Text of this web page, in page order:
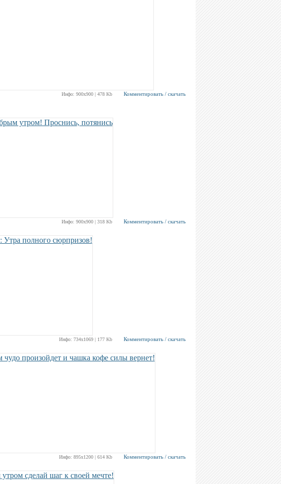
Инфо: 900х900 | 478 Kb Комментировать / скачать
Инфо: 900х900 | 318 Kb Комментировать / скачать
Инфо: 734х1069 | 177 Kb Комментировать / скачать
Инфо: 895х1200 | 614 Kb Комментировать / скачать